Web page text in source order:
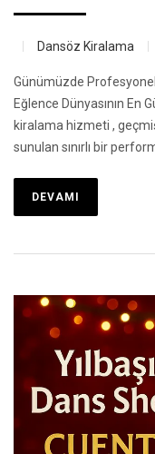
Dansöz Kiralama
Günümüzde
Eğlence Dünyasının En
kiralama hizmeti ,
sunulan sınırlı bir
DEVAMI